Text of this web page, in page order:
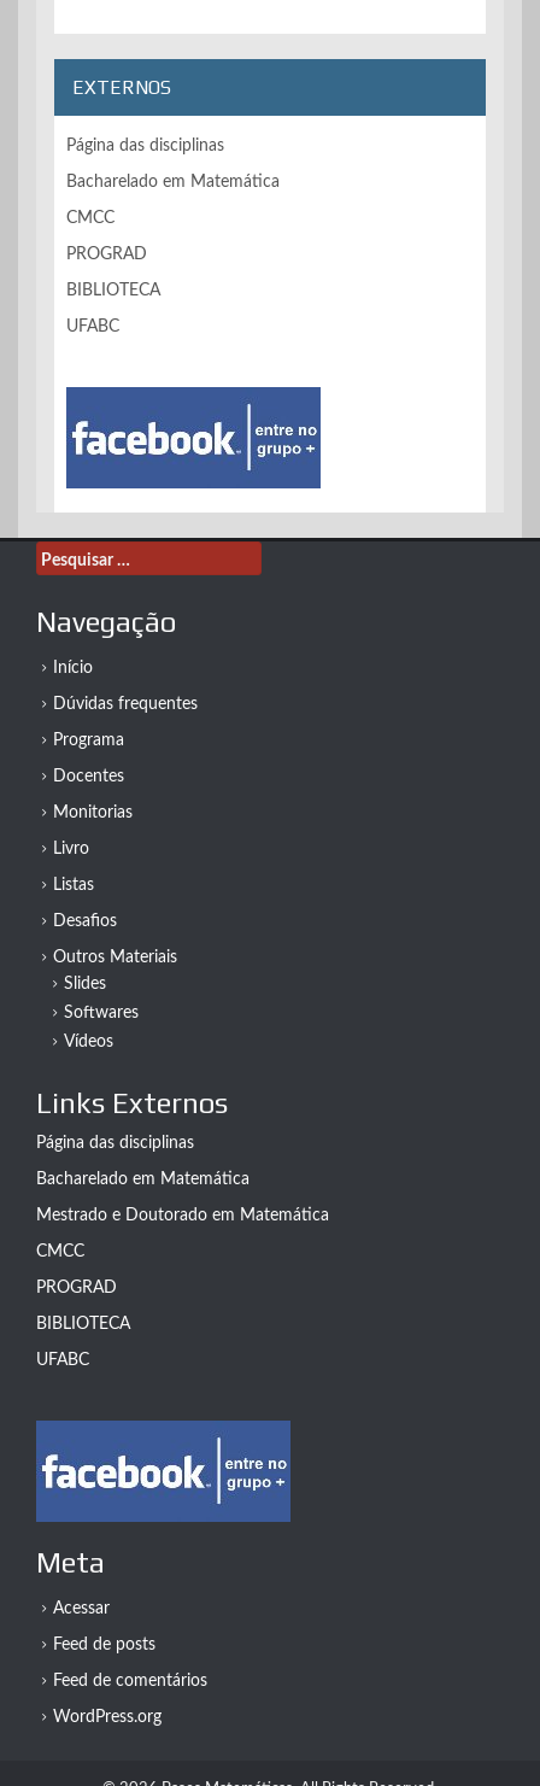
EXTERNOS
Página das disciplinas
Bacharelado em Matemática
CMCC
PROGRAD
BIBLIOTECA
UFABC
Pesquisar
por:
Navegação
Início
Dúvidas frequentes
Programa
Docentes
Monitorias
Livro
Listas
Desafios
Outros Materiais
Slides
Softwares
Vídeos
Links Externos
Página das disciplinas
Bacharelado em Matemática
Mestrado e Doutorado em Matemática
CMCC
PROGRAD
BIBLIOTECA
UFABC
Meta
Acessar
Feed de posts
Feed de comentários
WordPress.org